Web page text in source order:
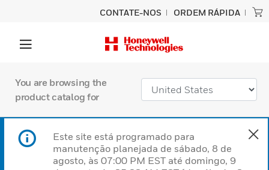
CONTATE-NOS ORDEM RÁPIDA
You are browsing the
product catalog for
Este site está programado para
manutenção planejada de sábado, 8 de
agosto, às 07:00 PM EST até domingo, 9